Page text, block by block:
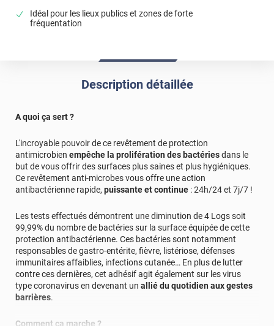
Idéal pour les lieux publics et zones de forte
fréquentation
Description détaillée
A quoi ça sert ?
L'incroyable pouvoir de ce revêtement de protection
antimicrobien empêche la prolifération des bactériesdans le
but de vous offrir des surfaces plus saines et plus hygiéniques.
Ce revêtement anti-microbes vous offre une action
antibactérienne rapide, puissante et continue : 24h/24 et 7j/7 !
Les tests effectués démontrent une diminution de 4 Logs soit
99,99% du nombre de bactéries sur la surface équipée de cette
protection antibactérienne. Ces bactéries sont notamment
responsables de gastro-entérite, fièvre, listériose, défenses
immunitaires affaiblies, infections cutanée… En plus de lutter
contre ces dernières, cet adhésif agit également sur les virus
type coronavirus en devenant un allié du quotidien aux gestes
barrières.
Comment ça marche ?